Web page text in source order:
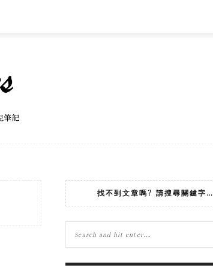
找不到文章嗎? 請搜尋關鍵字…